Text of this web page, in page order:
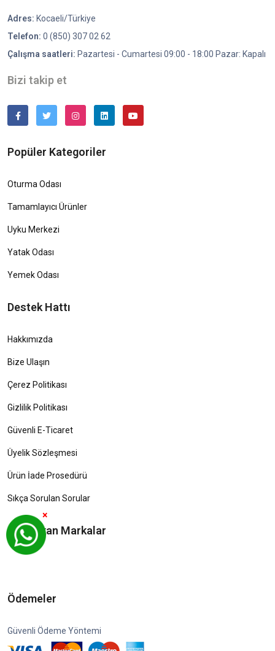
Adres: Kocaeli/Türkiye
Telefon: 0 (850) 307 02 62
Çalışma saatleri: Pazartesi - Cumartesi 09:00 - 18:00 Pazar: Kapalı
Bizi takip et
Popüler Kategoriler
Oturma Odası
Tamamlayıcı Ürünler
Uyku Merkezi
Yatak Odası
Yemek Odası
Destek Hattı
Hakkımızda
Bize Ulaşın
Çerez Politikası
Gizlilik Politikası
Güvenli E-Ticaret
Üyelik Sözleşmesi
Ürün İade Prosedürü
Sıkça Sorulan Sorular
Öne Çıkan Markalar
Ödemeler
Güvenli Ödeme Yöntemi
×